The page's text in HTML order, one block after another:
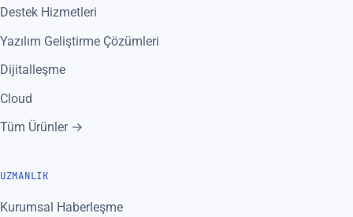
Destek Hizmetleri
Yazılım Geliştirme Çözümleri
Dijitalleşme
Cloud
Tüm Ürünler →
UZMANLIK
Kurumsal Haberleşme